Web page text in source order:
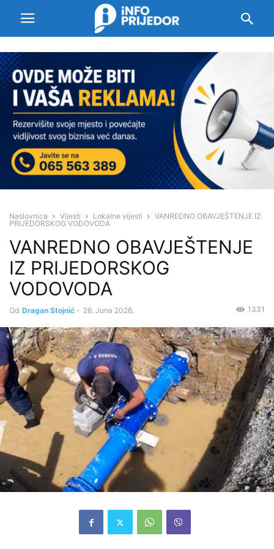
Naslovnica Vijesti Lokalne vijesti
VANREDNO OBAVJEŠTENJE IZ
PRIJEDORSKOG VODOVODA
VANREDNO OBAVJEŠTENJE
IZ PRIJEDORSKOG
VODOVODA
Od Dragan Stojnić - 26. Juna 2026. 1331